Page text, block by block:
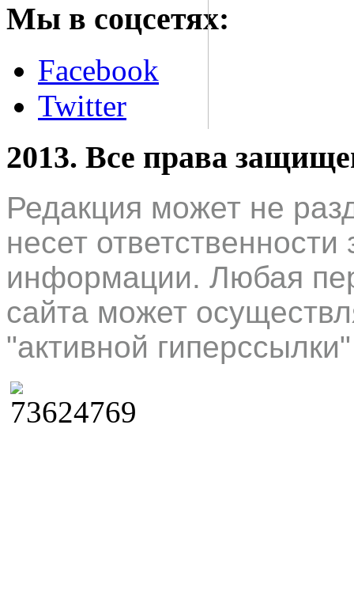
Мы в соцсетях:
Facebook
Twitter
2013. Все права
Редакция может не
несет
информации. Любая
сайта может
"активной